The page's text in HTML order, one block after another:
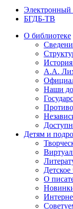
Электронный
БГДБ-ТВ
О библиотеке
А.А.
Наши
Детям и
О